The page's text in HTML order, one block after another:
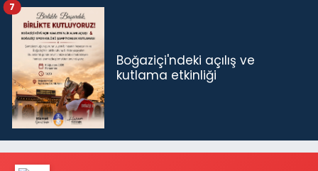
Boğaziçi'ndeki açılış ve
kutlama etkinliği
7